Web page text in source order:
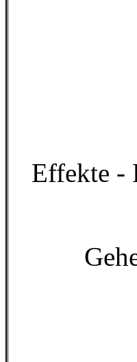
Effekte -